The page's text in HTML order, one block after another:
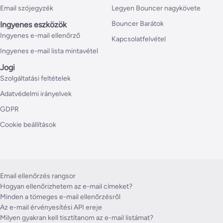
Email szójegyzék
Ingyenes eszközök
Ingyenes e-mail ellenőrző
Ingyenes e-mail lista mintavétel
Legyen Bouncer nagykövete
Bouncer Barátok
Kapcsolatfelvétel
Jogi
Szolgáltatási feltételek
Adatvédelmi irányelvek
GDPR
Cookie beállítások
Email ellenőrzés rangsor
Hogyan ellenőrizhetem az e-mail címeket?
Minden a tömeges e-mail ellenőrzésről
Az e-mail érvényesítési API ereje
Milyen gyakran kell tisztítanom az e-mail listámat?